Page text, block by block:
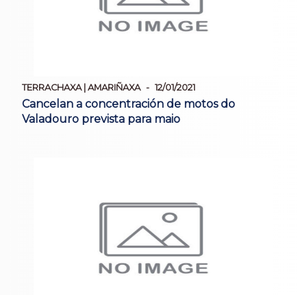
TERRACHAXA | AMARIÑAXA 12/01/2021
Cancelan a concentración de motos do
Valadouro prevista para maio